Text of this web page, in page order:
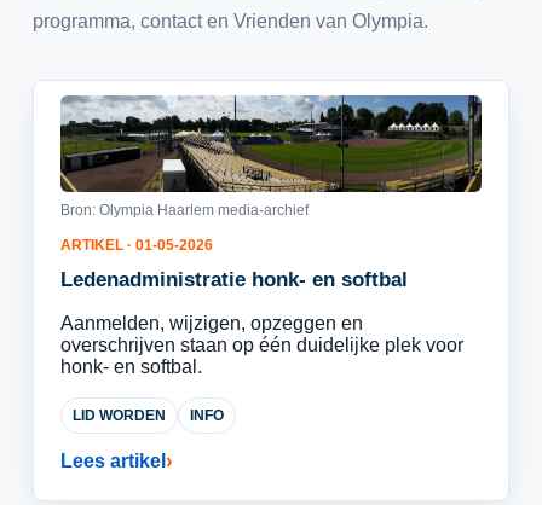
programma, contact en Vrienden van Olympia.
Bron: Olympia Haarlem media-archief
ARTIKEL · 01-05-2026
Ledenadministratie honk- en softbal
Aanmelden, wijzigen, opzeggen en
overschrijven staan op één duidelijke plek voor
honk- en softbal.
LID WORDEN INFO
Lees artikel